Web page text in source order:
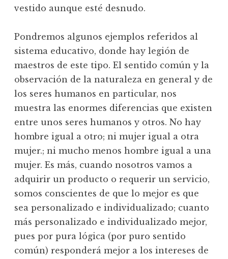
vestido aunque esté desnudo.
Pondremos algunos ejemplos referidos al
sistema educativo, donde hay legión de
maestros de este tipo. El sentido común y la
observación de la naturaleza en general y de
los seres humanos en particular, nos
muestra las enormes diferencias que existen
entre unos seres humanos y otros. No hay
hombre igual a otro; ni mujer igual a otra
mujer.; ni mucho menos hombre igual a una
mujer. Es más, cuando nosotros vamos a
adquirir un producto o requerir un servicio,
somos conscientes de que lo mejor es que
sea personalizado e individualizado; cuanto
más personalizado e individualizado mejor,
pues por pura lógica (por puro sentido
común) responderá mejor a los intereses de